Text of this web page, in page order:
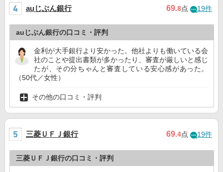
auじぶん銀行 69.8点 19件
auじぶん銀行の口コミ・評判
金利が大手銀行より安かった。他社よりも働いている会
社のことや提出書類が多かったり、審査が厳しいと感じ
たが、その分ちゃんと審査している安心感があった。
（50代／女性）
その他の口コミ・評判
三菱ＵＦＪ銀行 69.4点 19件
三菱ＵＦＪ銀行の口コミ・評判